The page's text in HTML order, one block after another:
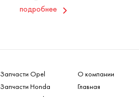
подробнее
Запчасти Opel
Запчасти Honda
О компании
Главная